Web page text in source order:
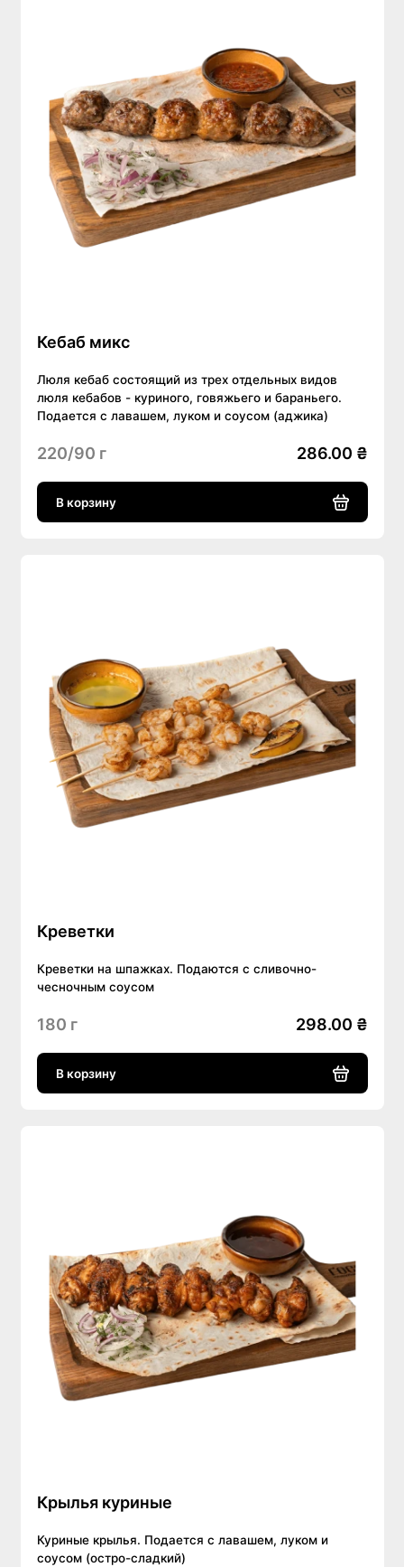
Кебаб микс
Люля кебаб состоящий из трех отдельных видов
люля кебабов - куриного, говяжьего и бараньего.
Подается с лавашем, луком и соусом (аджика)
220/90 г 286.00 ₴
В корзину
Креветки
Креветки на шпажках. Подаются с сливочно-
чесночным соусом
180 г 298.00 ₴
В корзину
Крылья куриные
Куриные крылья. Подается с лавашем, луком и
соусом (остро-сладкий)